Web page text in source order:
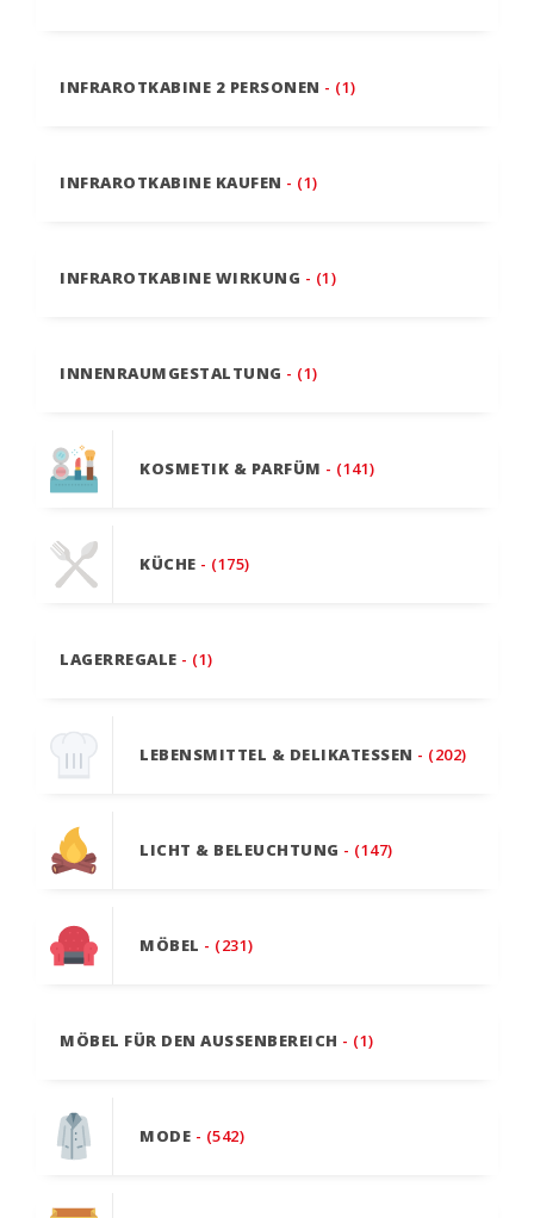
INFRAROTKABINE 2 PERSONEN - (1)
INFRAROTKABINE KAUFEN - (1)
INFRAROTKABINE WIRKUNG - (1)
INNENRAUMGESTALTUNG - (1)
KOSMETIK & PARFÜM - (141)
KÜCHE - (175)
LAGERREGALE - (1)
LEBENSMITTEL & DELIKATESSEN - (202)
LICHT & BELEUCHTUNG - (147)
MÖBEL - (231)
MÖBEL FÜR DEN AUSSENBEREICH - (1)
MODE - (542)